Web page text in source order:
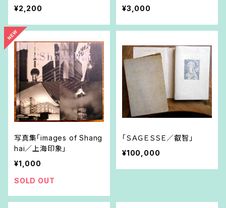
¥2,200
¥3,000
写真集「images of Shang
hai／上海印象」
¥1,000
SOLD OUT
「ＳＡＧＥＳＳＥ／叡智」
¥100,000